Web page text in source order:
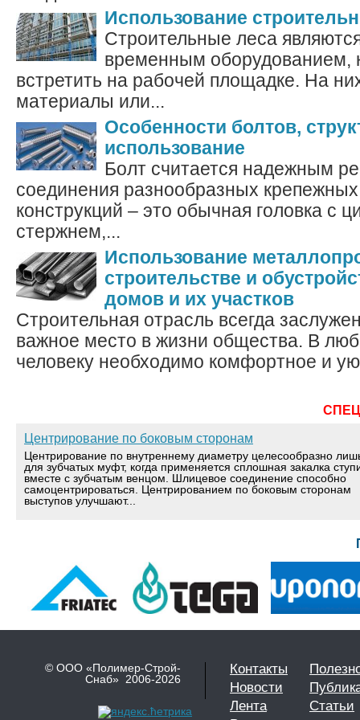
Использование
Строительные леса
временным оборудованием,
встретить на рабочей площадке. На
материалы или...
Особенности болтов,
использование
Болт считается надежным
соединения разнообразных крепежных
конструкций – это обычная головка с
стержнем,...
Использование
строительстве и
домов и их участков
Строительная отрасль всегда
важное место в жизни общества. В
человеку необходимо комфортное и
Центрирование по боковым сторонам
Центрирование по внутреннему диаметру целесообразно
для зубчатых муфт, когда применяется сплошная закалка
вместе с зубчатым венцом. Шлицевое соединение способно
самоцентрироваться. Центрированием по боковым сторонам
выступов улучшают...
© ООО «Полимер-Строй-
Снаб» 2006-2026
Контакты
Новости
Лента
Статьи